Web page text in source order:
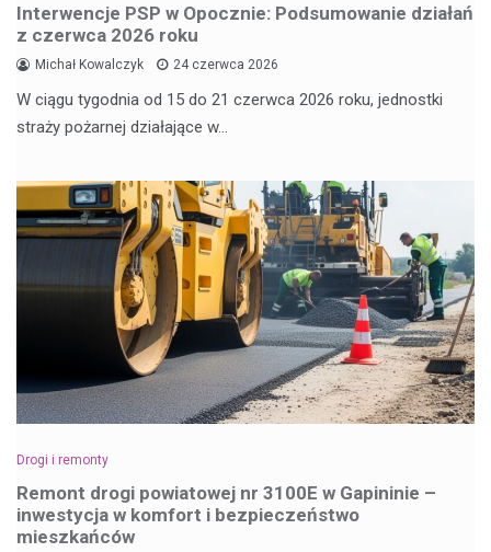
Interwencje PSP w Opocznie: Podsumowanie działań
z czerwca 2026 roku
Michał Kowalczyk 24 czerwca 2026
W ciągu tygodnia od 15 do 21 czerwca 2026 roku, jednostki
straży pożarnej działające w…
Drogi i remonty
Remont drogi powiatowej nr 3100E w Gapininie –
inwestycja w komfort i bezpieczeństwo
mieszkańców